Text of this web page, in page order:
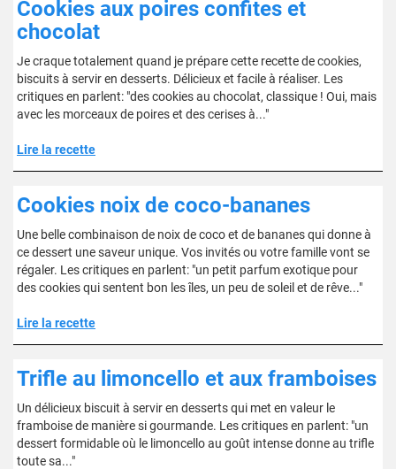
Cookies aux poires confites et
chocolat
Je craque totalement quand je prépare cette recette de cookies,
biscuits à servir en desserts. Délicieux et facile à réaliser. Les
critiques en parlent: "des cookies au chocolat, classique ! Oui, mais
avec les morceaux de poires et des cerises à..."
Lire la recette
Cookies noix de coco-bananes
Une belle combinaison de noix de coco et de bananes qui donne à
ce dessert une saveur unique. Vos invités ou votre famille vont se
régaler. Les critiques en parlent: "un petit parfum exotique pour
des cookies qui sentent bon les îles, un peu de soleil et de rêve..."
Lire la recette
Trifle au limoncello et aux framboises
Un délicieux biscuit à servir en desserts qui met en valeur le
framboise de manière si gourmande. Les critiques en parlent: "un
dessert formidable où le limoncello au goût intense donne au trifle
toute sa..."